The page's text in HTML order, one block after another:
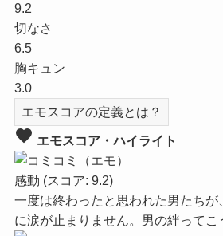
9.2
切なさ
6.5
胸キュン
3.0
エモスコアの定義とは？
favorite エモスコア・ハイライト
感動 (スコア: 9.2)
一度は終わったと思われた男たち
に涙が止まりません。男の絆ってこ